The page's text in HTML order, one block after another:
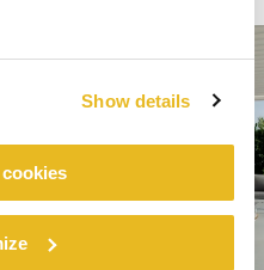
Show details